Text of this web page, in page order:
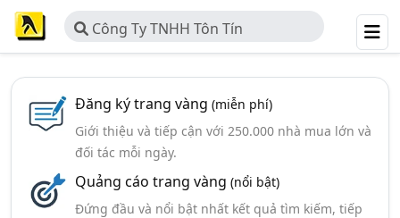
Công Ty TNHH Tôn Tín
Đăng ký trang vàng (miễn phí)
Giới thiệu và tiếp cận với 250.000 nhà mua lớn và
đối tác mỗi ngày.
Quảng cáo trang vàng (nổi bật)
Đứng đầu và nổi bật nhất kết quả tìm kiếm, tiếp